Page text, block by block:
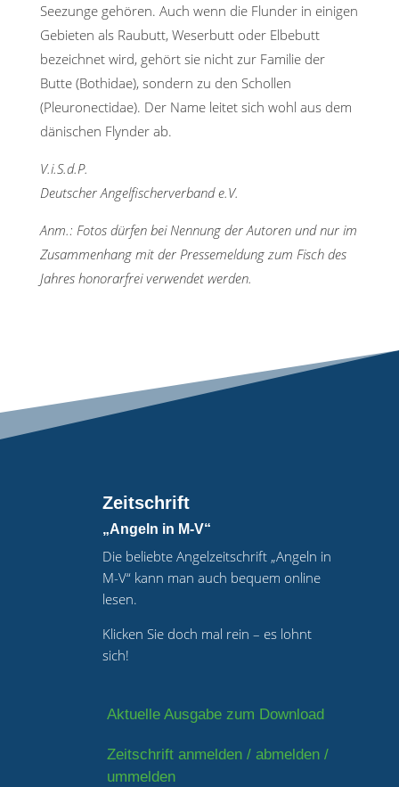
Seezunge gehören. Auch wenn die Flunder in einigen
Gebieten als Raubutt, Weserbutt oder Elbebutt
bezeichnet wird, gehört sie nicht zur Familie der
Butte (Bothidae), sondern zu den Schollen
(Pleuronectidae). Der Name leitet sich wohl aus dem
dänischen Flynder ab.
V.i.S.d.P.
Deutscher Angelfischerverband e.V.
Anm.: Fotos dürfen bei Nennung der Autoren und nur im
Zusammenhang mit der Pressemeldung zum Fisch des
Jahres honorarfrei verwendet werden.
Zeitschrift
„Angeln in M-V“
Die beliebte Angelzeitschrift „Angeln in
M-V“ kann man auch bequem online
lesen.
Klicken Sie doch mal rein – es lohnt
sich!
Aktuelle Ausgabe zum Download
Zeitschrift anmelden / abmelden /
ummelden